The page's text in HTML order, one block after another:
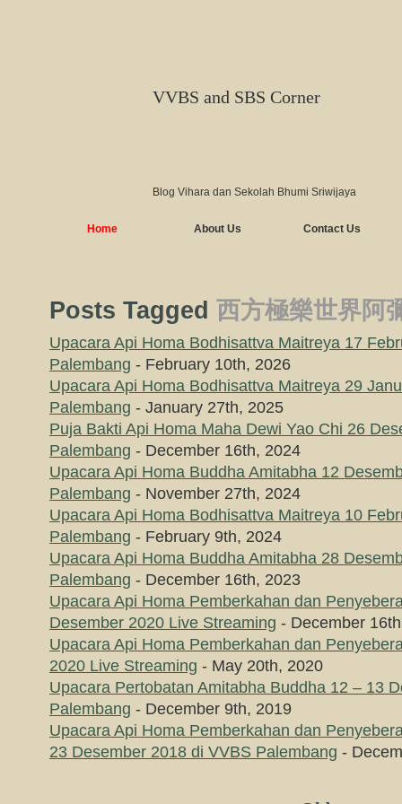
VVBS and SBS Corner
Blog Vihara dan Sekolah Bhumi Sriwijaya
Home About Us Contact Us
Posts Tagged 西方極樂世界阿
Upacara Api Homa Bodhisattva Maitreya 17
Palembang - February 10th, 2026
Upacara Api Homa Bodhisattva Maitreya 29
Palembang - January 27th, 2025
Puja Bakti Api Homa Maha Dewi Yao Chi 26
Palembang - December 16th, 2024
Upacara Api Homa Buddha Amitabha 12
Palembang - November 27th, 2024
Upacara Api Homa Bodhisattva Maitreya 10
Palembang - February 9th, 2024
Upacara Api Homa Buddha Amitabha 28
Palembang - December 16th, 2023
Upacara Api Homa Pemberkahan dan
Desember 2020 Live Streaming - December
Upacara Api Homa Pemberkahan dan
2020 Live Streaming - May 20th, 2020
Upacara Pertobatan Amitabha Buddha 12 – 13
Palembang - December 9th, 2019
Upacara Api Homa Pemberkahan dan
23 Desember 2018 di VVBS Palembang -